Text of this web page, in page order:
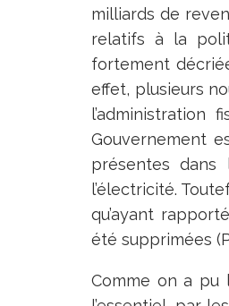
milliards de
relatifs à la
fortement
effet, plusieurs
Gouvernement
présentes
l’électricité.
qu’ayant
été supprimées
Comme on a pu